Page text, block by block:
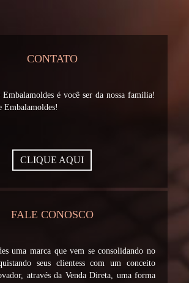
CONTATO
é você ser da nossa familia!
Embalamoldes!
CLIQUE AQUI
FALE CONOSCO
uma marca que vem se consolidando no
seus clientess com um conceito
através da Venda Direta, uma forma